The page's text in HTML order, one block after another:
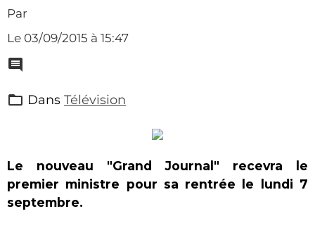
Par
Le 03/09/2015 à 15:47
Dans Télévision
Le nouveau "Grand Journal" recevra le
premier ministre pour sa rentrée le lundi 7
septembre.